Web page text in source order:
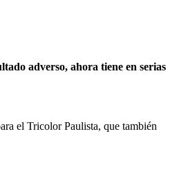
el Tricolor Paulista, que también